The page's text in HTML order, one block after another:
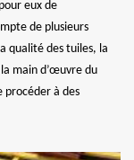
eux de
de plusieurs
qualité des tuiles, la
main d’œuvre du
procéder à des